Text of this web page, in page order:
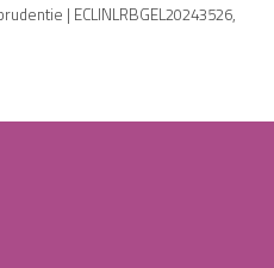
| ECLINLRBGEL20243526,